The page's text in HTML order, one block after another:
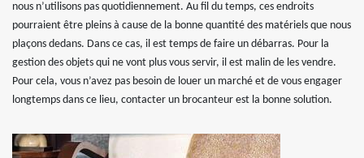
nous n’utilisons pas quotidiennement. Au fil du temps, ces endroits
pourraient être pleins à cause de la bonne quantité des matériels que nous
plaçons dedans. Dans ce cas, il est temps de faire un débarras. Pour la
gestion des objets qui ne vont plus vous servir, il est malin de les vendre.
Pour cela, vous n’avez pas besoin de louer un marché et de vous engager
longtemps dans ce lieu, contacter un brocanteur est la bonne solution.